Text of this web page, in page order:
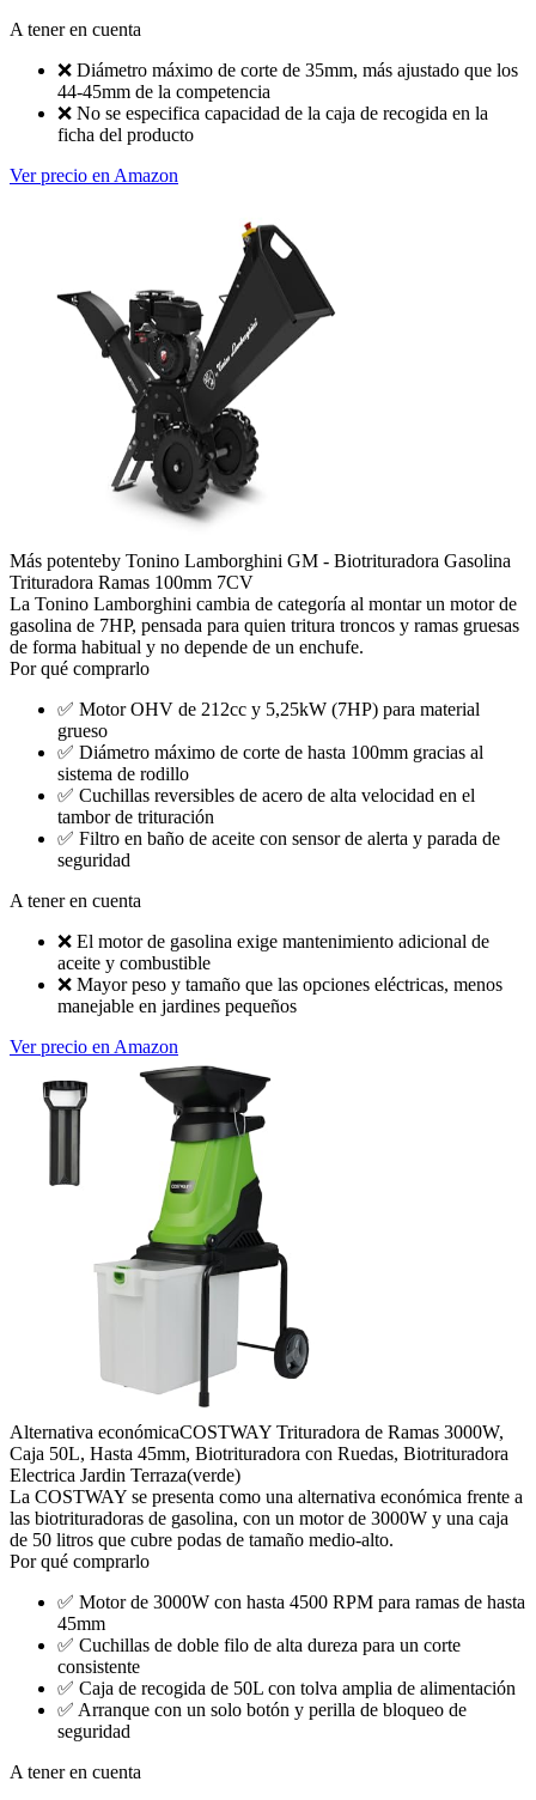
A tener en cuenta
❌ Diámetro máximo de corte de 35mm, más ajustado que los
44-45mm de la competencia
❌ No se especifica capacidad de la caja de recogida en la
ficha del producto
Ver precio en Amazon
Más potenteby Tonino Lamborghini GM - Biotrituradora Gasolina
Trituradora Ramas 100mm 7CV
La Tonino Lamborghini cambia de categoría al montar un motor de
gasolina de 7HP, pensada para quien tritura troncos y ramas gruesas
de forma habitual y no depende de un enchufe.
Por qué comprarlo
✅ Motor OHV de 212cc y 5,25kW (7HP) para material
grueso
✅ Diámetro máximo de corte de hasta 100mm gracias al
sistema de rodillo
✅ Cuchillas reversibles de acero de alta velocidad en el
tambor de trituración
✅ Filtro en baño de aceite con sensor de alerta y parada de
seguridad
A tener en cuenta
❌ El motor de gasolina exige mantenimiento adicional de
aceite y combustible
❌ Mayor peso y tamaño que las opciones eléctricas, menos
manejable en jardines pequeños
Ver precio en Amazon
Alternativa económicaCOSTWAY Trituradora de Ramas 3000W,
Caja 50L, Hasta 45mm, Biotrituradora con Ruedas, Biotrituradora
Electrica Jardin Terraza(verde)
La COSTWAY se presenta como una alternativa económica frente a
las biotrituradoras de gasolina, con un motor de 3000W y una caja
de 50 litros que cubre podas de tamaño medio-alto.
Por qué comprarlo
✅ Motor de 3000W con hasta 4500 RPM para ramas de hasta
45mm
✅ Cuchillas de doble filo de alta dureza para un corte
consistente
✅ Caja de recogida de 50L con tolva amplia de alimentación
✅ Arranque con un solo botón y perilla de bloqueo de
seguridad
A tener en cuenta